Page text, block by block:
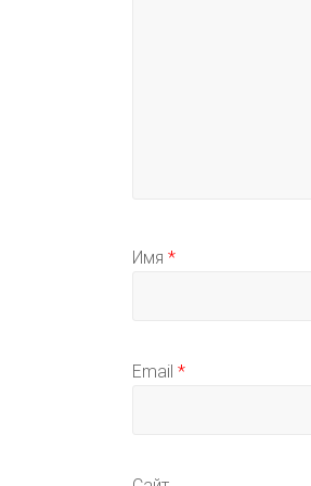
Имя *
Email *